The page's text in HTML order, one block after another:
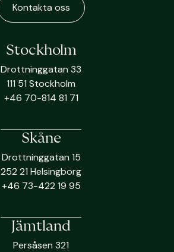
Kontakta oss
Stockholm
Drottninggatan 33
111 51 Stockholm
+46 70-814 81 71
Skåne
Drottninggatan 15
252 21 Helsingborg
+46 73-422 19 95
Jämtland
Persåsen 321